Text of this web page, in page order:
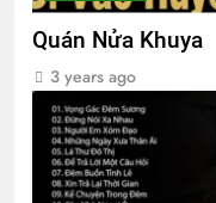
Quán Nửa Khuya
3 years ago